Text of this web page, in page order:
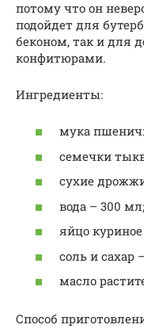
потому что он
подойдет для
беконом, так и для
конфитюрами.
Ингредиенты:
мука
семечки
сухие
вода – 300 мл;
яйцо
соль и сахар
масло
Способ